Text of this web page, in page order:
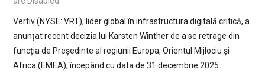
Vertiv (NYSE: VRT), lider global în infrastructura digitală critică, a
anunțat recent decizia lui Karsten Winther de a se retrage din
funcția de Președinte al regiunii Europa, Orientul Mijlociu și
Africa (EMEA), începând cu data de 31 decembrie 2025.